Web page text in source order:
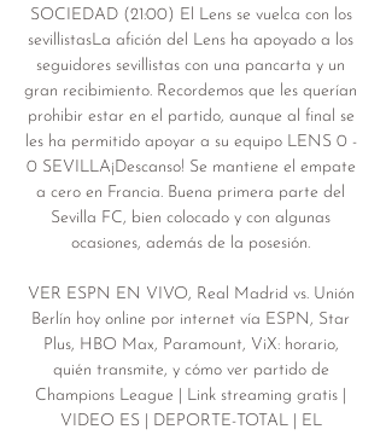
SOCIEDAD (21:00) El Lens se vuelca con los
sevillistasLa afición del Lens ha apoyado a los
seguidores sevillistas con una pancarta y un
gran recibimiento. Recordemos que les querían
prohibir estar en el partido, aunque al final se
les ha permitido apoyar a su equipo LENS 0 -
0 SEVILLA¡Descanso! Se mantiene el empate
a cero en Francia. Buena primera parte del
Sevilla FC, bien colocado y con algunas
ocasiones, además de la posesión.
VER ESPN EN VIVO, Real Madrid vs. Unión
Berlín hoy online por internet vía ESPN, Star
Plus, HBO Max, Paramount, ViX: horario,
quién transmite, y cómo ver partido de
Champions League | Link streaming gratis |
VIDEO ES | DEPORTE-TOTAL | EL